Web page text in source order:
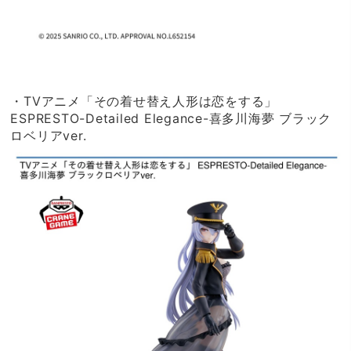
・TVアニメ「その着せ替え人形は恋をする」
ESPRESTO-Detailed Elegance-喜多川海夢 ブラック
ロベリアver.